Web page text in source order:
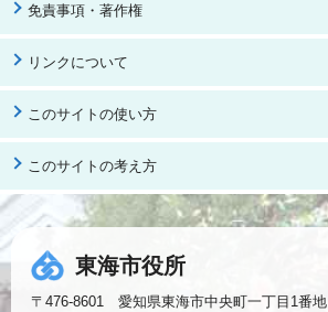
免責事項・著作権
リンクについて
このサイトの使い方
このサイトの考え方
東海市役所
〒476-8601 愛知県東海市中央町一丁目1番地